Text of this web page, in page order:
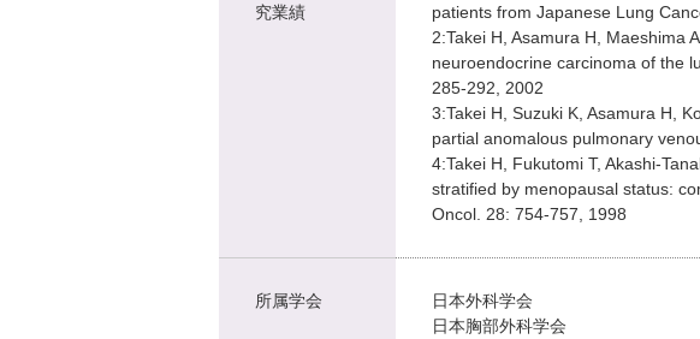
究業績
patients from Japanese Lung
2:Takei H, Asamura H, Maeshima
neuroendocrine carcinoma of the
285-292, 2002
3:Takei H, Suzuki K, Asamura H,
partial anomalous pulmonary
4:Takei H, Fukutomi T, Akashi-
stratified by menopausal status:
Oncol. 28: 754-757, 1998
所属学会
日本外科学会
日本胸部外科学会